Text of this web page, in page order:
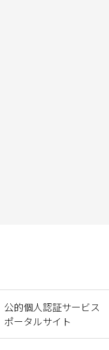
公的個人認証サービス
ポータルサイト